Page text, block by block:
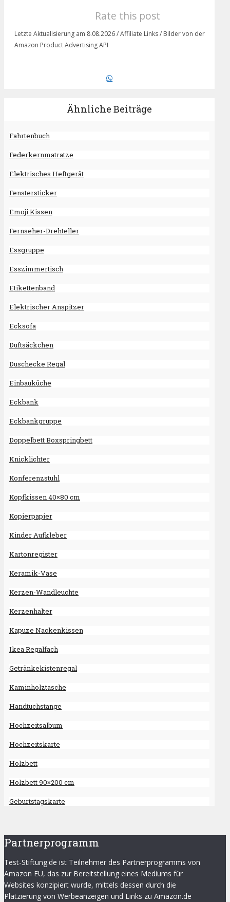
Rate this post
Letzte Aktualisierung am 8.08.2026 / Affiliate Links / Bilder von der
Amazon Product Advertising API
Ähnliche Beiträge
Fahrtenbuch
Federkernmatratze
Elektrisches Heftgerät
Fenstersticker
Emoji Kissen
Fernseher-Drehteller
Essgruppe
Esszimmertisch
Etikettenband
Elektrischer Anspitzer
Ecksofa
Duftsäckchen
Duschecke Regal
Einbauküche
Eckbank
Eckbankgruppe
Doppelbett Boxspringbett
Knicklichter
Konferenzstuhl
Kopfkissen 40×80 cm
Kopierpapier
Kinder Aufkleber
Kartonregister
Keramik-Vase
Kerzen-Wandleuchte
Kerzenhalter
Kapuze Nackenkissen
Ikea Regalfach
Getränkekistenregal
Kaminholztasche
Handtuchstange
Hochzeitsalbum
Hochzeitskarte
Holzbett
Holzbett 90×200 cm
Geburtstagskarte
Partnerprogramm
Test-Stiftung.de ist Teilnehmer des Partnerprogramms von
Amazon EU, das zur Bereitstellung eines Mediums für
Websites konzipiert wurde, mittels dessen durch die
Platzierung von Werbeanzeigen und Links zu Amazon.de